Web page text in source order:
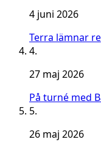
4 juni 2026
Terra lämnar
4.
27 maj 2026
På turné med
5.
26 maj 2026